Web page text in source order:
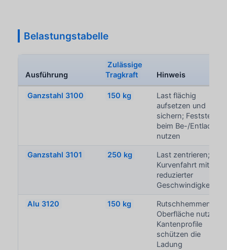
Belastungstabelle
Ausführung
Zulässige
Tragkraft
Hinweis
Ganzstahl 3100 150 kg
Last flächig
aufsetzen und
sichern; Feststeller
beim Be-/Entladen
nutzen
Ganzstahl 3101 250 kg
Last zentrieren;
Kurvenfahrt mit
reduzierter
Geschwindigkeit
Alu 3120 150 kg
Rutschhemmende
Oberfläche nutzen;
Kantenprofile
schützen die
Ladung